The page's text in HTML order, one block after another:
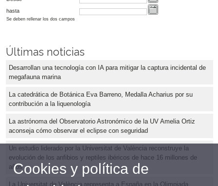
hasta
Se deben rellenar los dos campos
Últimas noticias
Desarrollan una tecnología con IA para mitigar la captura incidental de
megafauna marina
La catedrática de Botánica Eva Barreno, Medalla Acharius por su
contribución a la liquenología
La astrónoma del Observatorio Astronómico de la UV Amelia Ortiz
aconseja cómo observar el eclipse con seguridad
Un estudio liderado por la Universitat de València reconstruye la
evolución de los anfibios y reptiles ibéricos de hace 16 millones de
años
La Universitat de València representa a España en la Olimpiada
Cookies y política de